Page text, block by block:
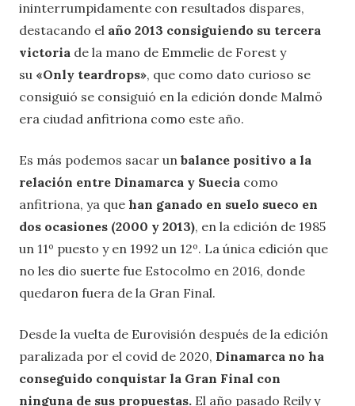
ininterrumpidamente con resultados dispares,
destacando el año 2013 consiguiendo su tercera
victoria de la mano de Emmelie de Forest y
su «Only teardrops», que como dato curioso se
consiguió se consiguió en la edición donde Malmö
era ciudad anfitriona como este año.
Es más podemos sacar un balance positivo a la
relación entre Dinamarca y Suecia como
anfitriona, ya que han ganado en suelo sueco en
dos ocasiones (2000 y 2013), en la edición de 1985
un 11º puesto y en 1992 un 12º. La única edición que
no les dio suerte fue Estocolmo en 2016, donde
quedaron fuera de la Gran Final.
Desde la vuelta de Eurovisión después de la edición
paralizada por el covid de 2020, Dinamarca no ha
conseguido conquistar la Gran Final con
ninguna de sus propuestas. El año pasado Reily y